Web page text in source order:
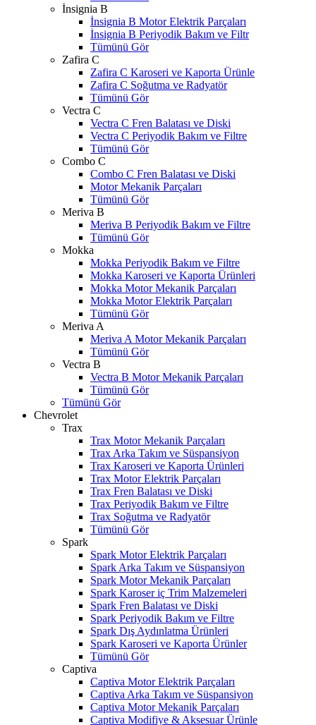
İnsignia B
İnsignia B Motor Elektrik Parçaları
İnsignia B Periyodik Bakım ve Filtr
Tümünü Gör
Zafira C
Zafira C Karoseri ve Kaporta Ürünle
Zafira C Soğutma ve Radyatör
Tümünü Gör
Vectra C
Vectra C Fren Balatası ve Diski
Vectra C Periyodik Bakım ve Filtre
Tümünü Gör
Combo C
Combo C Fren Balatası ve Diski
Motor Mekanik Parçaları
Tümünü Gör
Meriva B
Meriva B Periyodik Bakım ve Filtre
Tümünü Gör
Mokka
Mokka Periyodik Bakım ve Filtre
Mokka Karoseri ve Kaporta Ürünleri
Mokka Motor Mekanik Parçaları
Mokka Motor Elektrik Parçaları
Tümünü Gör
Meriva A
Meriva A Motor Mekanik Parçaları
Tümünü Gör
Vectra B
Vectra B Motor Mekanik Parçaları
Tümünü Gör
Tümünü Gör
Chevrolet
Trax
Trax Motor Mekanik Parçaları
Trax Arka Takım ve Süspansiyon
Trax Karoseri ve Kaporta Ürünleri
Trax Motor Elektrik Parçaları
Trax Fren Balatası ve Diski
Trax Periyodik Bakım ve Filtre
Trax Soğutma ve Radyatör
Tümünü Gör
Spark
Spark Motor Elektrik Parçaları
Spark Arka Takım ve Süspansiyon
Spark Motor Mekanik Parçaları
Spark Karoser iç Trim Malzemeleri
Spark Fren Balatası ve Diski
Spark Periyodik Bakım ve Filtre
Spark Dış Aydınlatma Ürünleri
Spark Karoseri ve Kaporta Ürünler
Tümünü Gör
Captiva
Captiva Motor Elektrik Parçaları
Captiva Arka Takım ve Süspansiyon
Captiva Motor Mekanik Parçaları
Captiva Modifiye & Aksesuar Ürünle